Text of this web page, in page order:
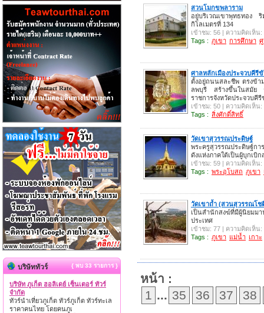
สวนโมกขพลาราม
อยู่บริเวณเขาพุทธทอง
กิโลเมตรที่ 134
เข้าชม: 56 | ความคิดเห็น:
Tags : ภูเขา การศึกษา
ศาลหลักเมืองประจวบคีรี
ตั้งอยู่ถนนสละชีพ ตรงข้า
ลพบุรี สร้างขึ้นในสมัย
ราชการจังหวัดประจวบคีรี
เข้าชม: 50 | ความคิดเห็น:
Tags : สิ่งศักดิ์สิทธิ์
วัดเขาสุวรรณประดิษฐ์
พระครูสุวรรณประดิษฐ์กา
ดังแห่งภาคใต้เป็นผู้บุกเบิ
เข้าชม: 59 | ความคิดเห็น:
Tags : พระอุโบสถ ภูเขา
วัดเขาถ้ำ (สวนสุวรรณโช
เป็นสำนักสงฆ์ที่มีผู้นิยมมา
ประเทศ
เข้าชม: 77 | ความคิดเห็น:
Tags : ภูเขา แม่น้ำ เกาะ
หน้า :
1 ... 35 36 37 38
บริษัททัวร์ { พบ 33 รายการ }
บริษัท ภูเก็ต ฮอลิเดย์ เซ็นเตอร์ ทัวร์
จำกัด
ทัวร์นำเที่ยวภูเก็ต ทัวร์ภูเก็ต ทัวร์ทะเล
ราคาคนไทย โดยคนภูเ